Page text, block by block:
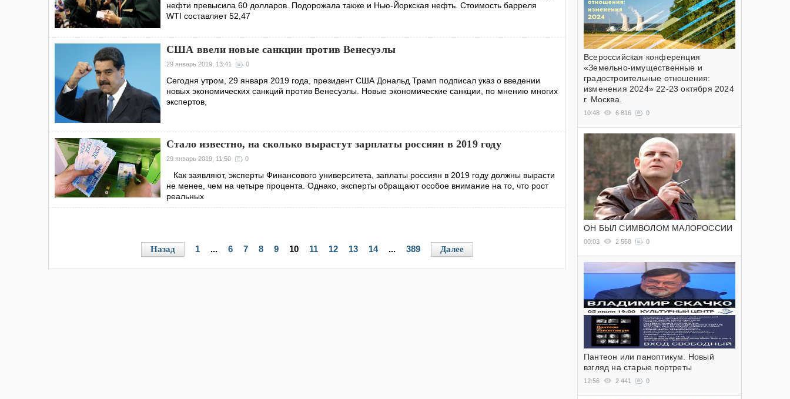
нефти превысила 60 долларов. Подорожала также и Нью-Йоркская нефть. Стоимость барреля
WTI составляет 52,47
США ввели новые санкции против Венесуэлы
29 январь 2019, 13:41 0
Сегодня утром, 29 января 2019 года, президент США Дональд Трамп подписал указ о введении
новых экономических санкций против Венесуэлы. Новые экономические санкции, по мнению многих
экспертов,
Стало известно, на сколько вырастут зарплаты россиян в 2019 году
29 январь 2019, 11:50 0
Как заявляют, эксперты Финансового университета, заплаты россиян в 2019 году должны вырасти
не менее, чем на четыре процента. Однако, эксперты обращают особое внимание на то, что рост
реальных
Назад 1 ... 6 7 8 9 10 11 12 13 14 ... 389 Далее
Всероссийская конференция
«Земельно-имущественные и
градостроительные отношения:
изменения 2024» 22-23 октября 2024
г. Москва.
10:48 6 816 0
ОН БЫЛ СИМВОЛОМ МАЛОРОССИИ
00:03 2 568 0
Пантеон или паноптикум. Новый
взгляд на старые портреты
12:56 2 441 0